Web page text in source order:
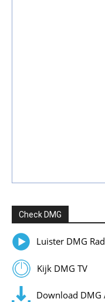
Check DMG
Luister DMG
Kijk DMG TV
Download DMG